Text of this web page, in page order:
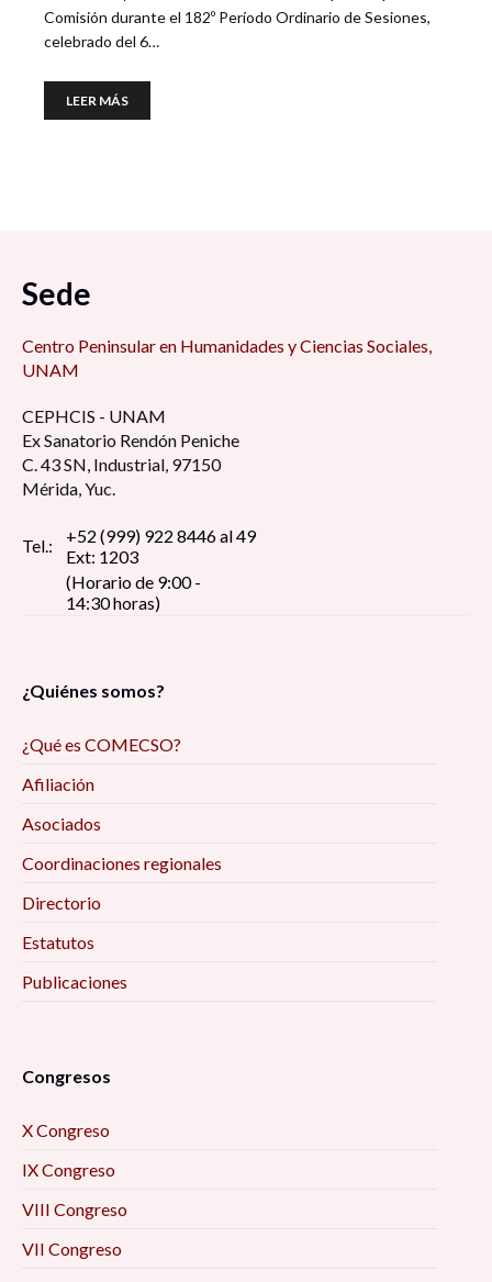
Comisión durante el 182º Período Ordinario de Sesiones,
celebrado del 6…
LEER MÁS
Sede
Centro Peninsular en Humanidades y Ciencias Sociales,
UNAM
CEPHCIS - UNAM
Ex Sanatorio Rendón Peniche
C. 43 SN, Industrial, 97150
Mérida, Yuc.
Tel.:
+52 (999) 922 8446 al 49
Ext: 1203
(Horario de 9:00 -
14:30 horas)
¿Quiénes somos?
¿Qué es COMECSO?
Afiliación
Asociados
Coordinaciones regionales
Directorio
Estatutos
Publicaciones
Congresos
X Congreso
IX Congreso
VIII Congreso
VII Congreso